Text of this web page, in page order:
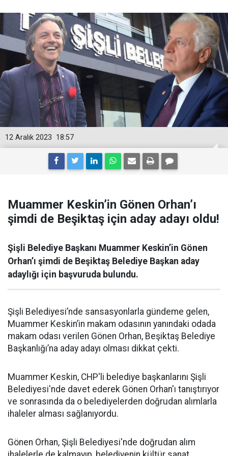
18:57
12 Aralık 2023
Muammer Keskin’in Gönen Orhan’ı
şimdi de Beşiktaş için aday adayı oldu!
Şişli Belediye Başkanı Muammer Keskin’in Gönen
Orhan’ı şimdi de Beşiktaş Belediye Başkan aday
adaylığı için başvuruda bulundu.
Şişli Belediyesi’nde sansasyonlarla gündeme gelen,
Muammer Keskin’in makam odasının yanındaki odada
makam odası verilen Gönen Orhan, Beşiktaş Belediye
Başkanlığı’na aday adayı olması dikkat çekti.
Muammer Keskin, CHP'li belediye başkanlarını Şişli
Belediyesi'nde davet ederek Gönen Orhan'ı tanıştırıyor
ve sonrasında da o belediyelerden doğrudan alımlarla
ihaleler alması sağlanıyordu.
Gönen Orhan, Şişli Belediyesi'nde doğrudan alım